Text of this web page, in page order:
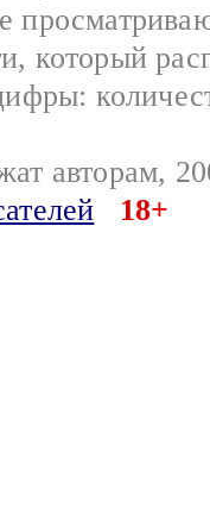
который
авторам,
18+